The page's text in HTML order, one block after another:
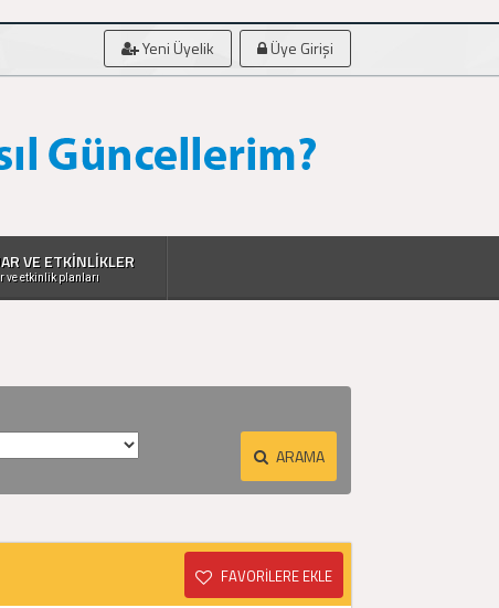
Yeni Üyelik Üye Girişi
VE ETKİNLİKLER
ve etkinlik planları
ARAMA
FAVORİLERE EKLE